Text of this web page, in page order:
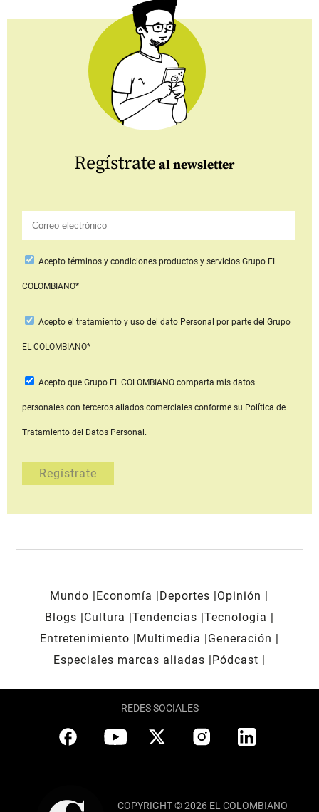
Regístrate al newsletter
Aceptotérminos y condiciones productos y serviciosGrupo EL
COLOMBIANO*
Acepto el tratamiento y uso del dato Personal por parte del Grupo
EL COLOMBIANO*
Acepto que Grupo EL COLOMBIANOcomparta mis datos
personales con terceros aliados comerciales conforme su Política de
Tratamiento del Datos Personal.
Mundo Economía Deportes
Opinión
Blogs
Cultura Tendencias Tecnología
Entretenimiento
Multimedia
Generación
Especiales marcas aliadas
Pódcast
REDES SOCIALES
COPYRIGHT © 2026 EL COLOMBIANO